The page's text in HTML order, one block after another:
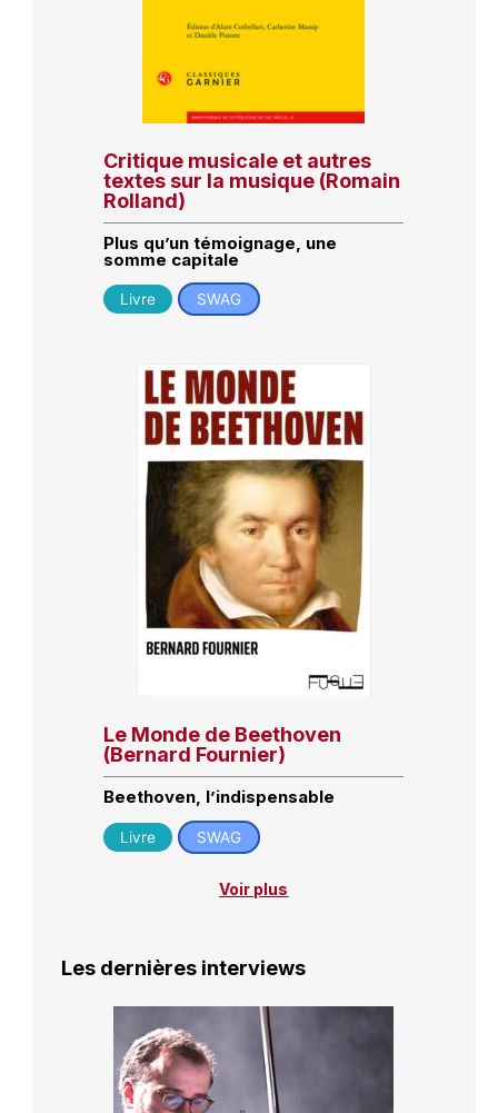
Critique musicale et autres
textes sur la musique (Romain
Rolland)
Plus qu’un témoignage, une
somme capitale
Livre SWAG
Le Monde de Beethoven
(Bernard Fournier)
Beethoven, l’indispensable
Livre SWAG
Voir plus
Les dernières interviews